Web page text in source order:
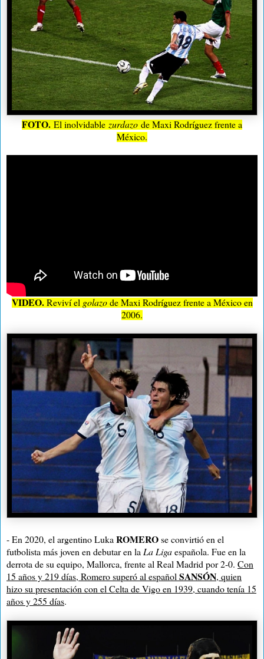
FOTO.El inolvidable zurdazo de Maxi Rodríguez frente a
México.
VIDEO.Reviví elgolazode Maxi Rodríguez frente a México en
2006.
- En 2020, el argentino LukaROMEROse convirtió en el
futbolista más joven en debutar en laLa Ligaespañola. Fue en la
derrota de su equipo, Mallorca, frente al Real Madrid por 2-0. Con
15 años y 219 días, Romero superó al españolSANSÓN, quien
hizo su presentación con el Celta de Vigo en 1939, cuando tenía 15
años y 255 días.